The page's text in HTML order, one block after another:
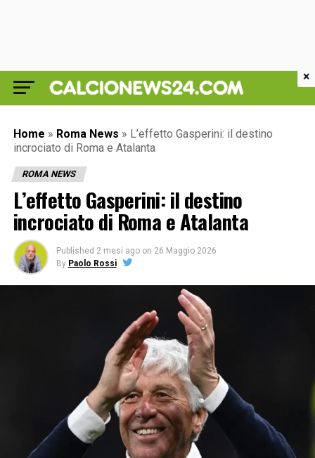
Home » Roma News » L’effetto Gasperini: il destino
incrociato di Roma e Atalanta
ROMA NEWS
L’effetto Gasperini: il destino
incrociato di Roma e Atalanta
Published 2 mesi ago on 26 Maggio 2026
By Paolo Rossi
×